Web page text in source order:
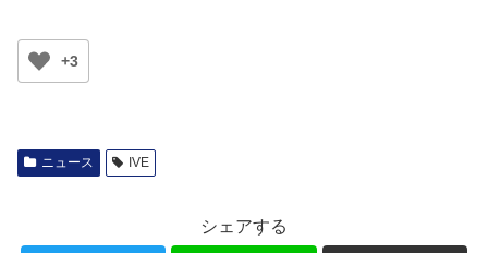
+3
ニュース IVE
シェアする